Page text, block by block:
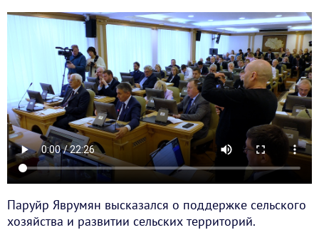
Паруйр Яврумян высказался о поддержке сельского
хозяйства и развитии сельских территорий.